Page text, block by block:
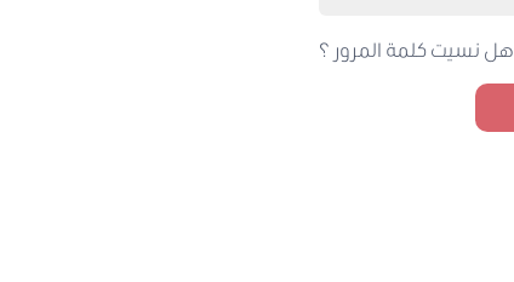
هل نسيت كلمة المرور ؟